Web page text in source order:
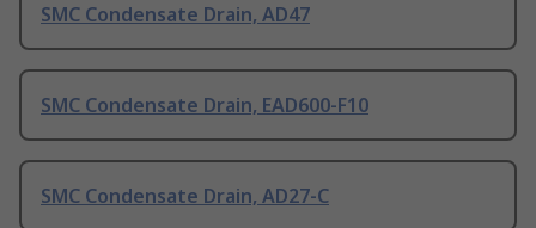
SMC Condensate Drain, AD47
SMC Condensate Drain, EAD600-F10
SMC Condensate Drain, AD27-C